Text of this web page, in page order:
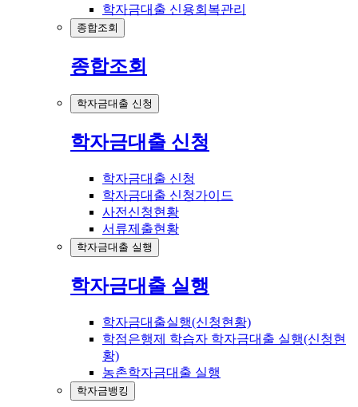
학자금대출 신용회복관리
종합조회
종합조회
학자금대출 신청
학자금대출 신청
학자금대출 신청
학자금대출 신청가이드
사전신청현황
서류제출현황
학자금대출 실행
학자금대출 실행
학자금대출실행(신청현황)
학점은행제 학습자 학자금대출 실행(신청현
황)
농촌학자금대출 실행
학자금뱅킹